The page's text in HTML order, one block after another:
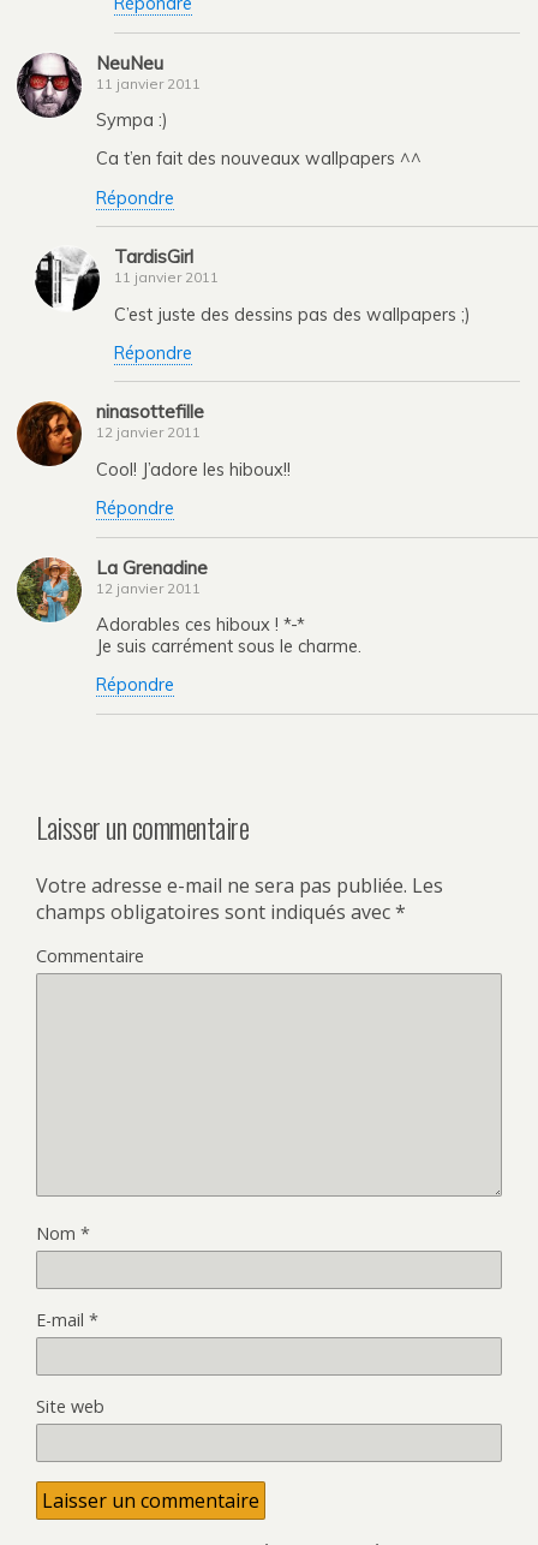
NeuNeu
11 janvier 2011
Sympa :)
Ca t’en fait des nouveaux wallpapers ^^
Répondre
TardisGirl
11 janvier 2011
C’est juste des dessins pas des wallpapers ;)
Répondre
ninasottefille
12 janvier 2011
Cool! J’adore les hiboux!!
Répondre
La Grenadine
12 janvier 2011
Adorables ces hiboux ! *-*
Je suis carrément sous le charme.
Répondre
Laisser un commentaire
Votre adresse e-mail ne sera pas publiée. Les
champs obligatoires sont indiqués avec*
Commentaire
Nom *
E-mail *
Site web